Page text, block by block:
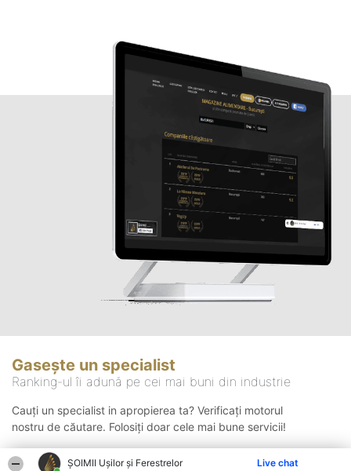
ȘOIMII Ușilor și Ferestrelor Live chat
Gasește un specialist
Ranking-ul îi adună pe cei mai buni din industrie
Cauți un specialist in apropierea ta? Verificați motorul
nostru de căutare. Folosiți doar cele mai bune servicii!